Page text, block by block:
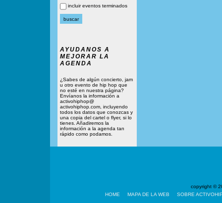
incluir eventos terminados
AYUDANOS A
MEJORAR LA
AGENDA
¿Sabes de algún concierto, jam
u otro evento de hip hop que
no esté en nuestra página?
Envíanos la información a
activohiphop@
activohiphop.com, incluyendo
todos los datos que conozcas y
una copia del cartel o flyer, si lo
tienes. Añadiremos la
información a la agenda tan
rápido como podamos.
copyright ©
HOME
MAPA DE LA WEB SOBRE